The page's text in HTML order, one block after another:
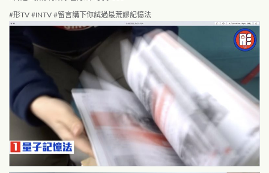
#形TV #INTV #留言講下你試過最荒謬記憶法